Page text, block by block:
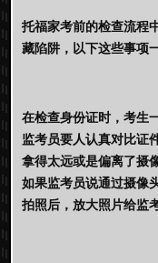
托福家考前的检查流程
藏陷阱，以下这些事项
在检查身份证时，考生
监考员要人认真对比证
拿得太远或是偏离了摄
如果监考员说通过摄像
拍照后，放大照片给监